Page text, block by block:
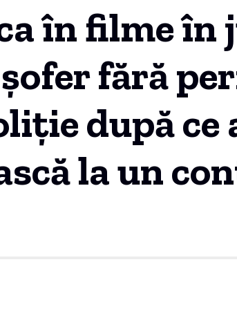
în filme în
fără
după ce
la un